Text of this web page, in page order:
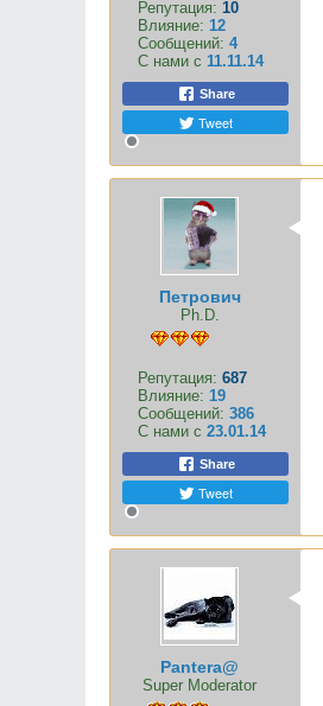
Репутация: 10
Влияние: 12
Сообщений: 4
С нами с 11.11.14
Share
Tweet
Петрович
Ph.D.
Репутация: 687
Влияние: 19
Сообщений: 386
С нами с 23.01.14
Share
Tweet
Pantera@
Super Moderator